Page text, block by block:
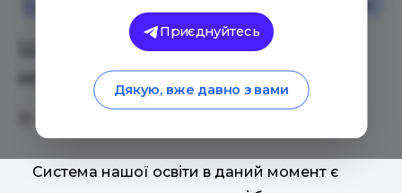
Шкільна освіта vs домашнє
навчання
Система нашої освіти в даний момент є
Приєднуйтесь
Дякую, вже давно з вами